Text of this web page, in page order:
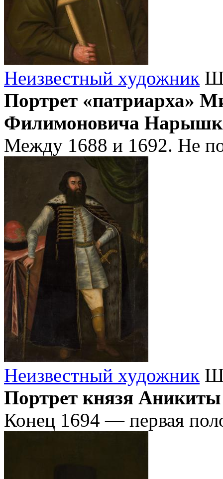
Неизвестный художник
Портрет «патриарха»
Филимоновича
Между 1688 и 1692. Не
Неизвестный художник
Портрет князя
Конец 1694 — первая